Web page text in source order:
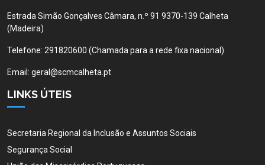
Estrada Simão Gonçalves Câmara, n.º 91 9370-139 Calheta
(Madeira)
Telefone: 291820600 (Chamada para a rede fixa nacional)
Email: geral@scmcalheta.pt
LINKS ÚTEIS
Secretaria Regional da Inclusão e Assuntos Sociais
Segurança Social